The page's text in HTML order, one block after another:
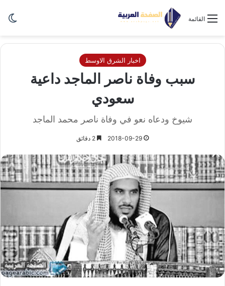
القائمة
اخبار الشرق الاوسط
سبب وفاة ناصر الماجد داعية
سعودي
شيوخ ودعاه نعو في وفاة ناصر محمد الماجد
2018-09-29